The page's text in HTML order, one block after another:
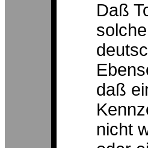
Daß
daß
nicht